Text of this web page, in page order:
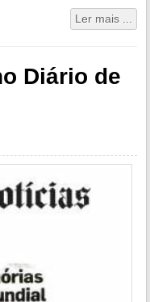
Ler mais ...
Diário de